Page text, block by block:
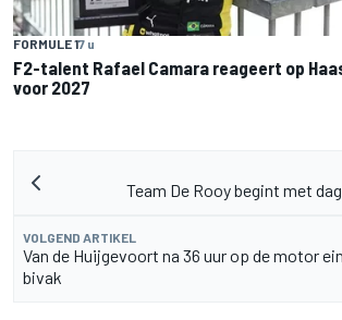
FORMULE 17 u
F2-talent Rafael Camara reageert op
voor 2027
Team De Rooy begint met
VOLGEND ARTIKEL
Van de Huijgevoort na 36 uur op de motor
bivak